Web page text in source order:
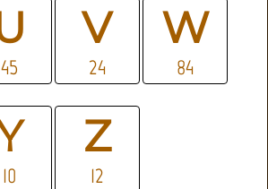
45
V
24
W
84
10
Z
12